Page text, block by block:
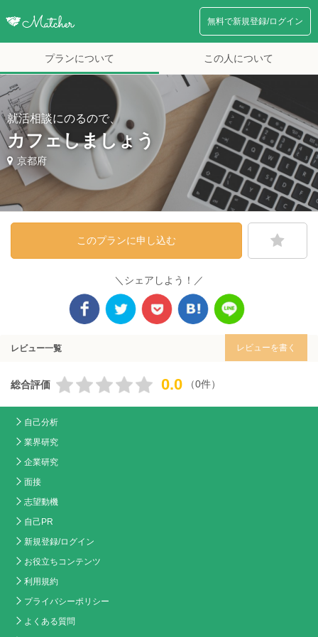
無料で新規登録/ログイン
プランについて この人について
就活相談にのるので、
カフェしましょう
京都府
このプランに申し込む
＼シェアしよう！／
レビュー一覧 レビューを書く
総合評価 0.0 （0件）
自己分析
業界研究
企業研究
面接
志望動機
自己PR
新規登録/ログイン
お役立ちコンテンツ
利用規約
プライバシーポリシー
よくある質問